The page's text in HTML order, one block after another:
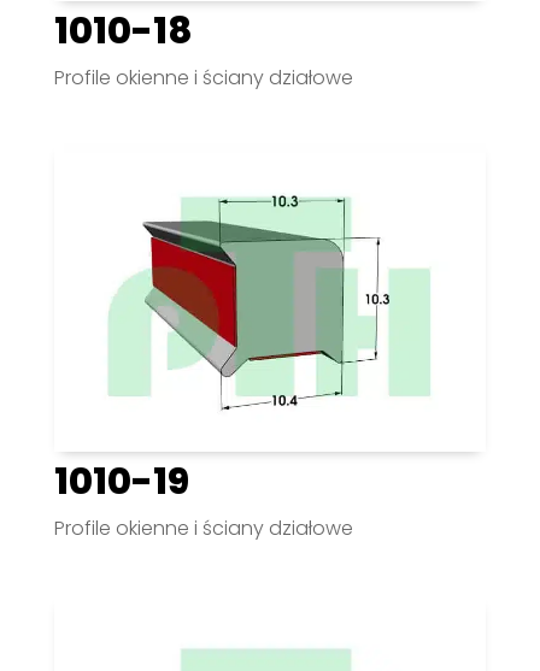
1010-18
Profile okienne i ściany działowe
1010-19
Profile okienne i ściany działowe